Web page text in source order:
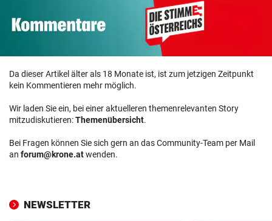
Da dieser Artikel älter als 18 Monate ist, ist zum jetzigen Zeitpunkt
kein Kommentieren mehr möglich.
Wir laden Sie ein, bei einer aktuelleren themenrelevanten Story
mitzudiskutieren:Themenübersicht.
Bei Fragen können Sie sich gern an das Community-Team per Mail
an forum@krone.atwenden.
NEWSLETTER